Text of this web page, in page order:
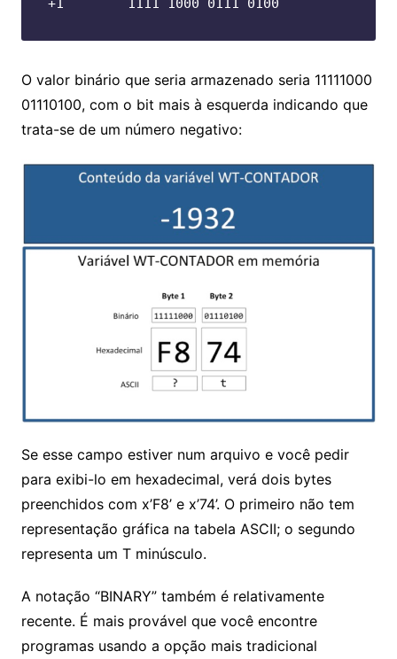
+1        1111 1000 0111 0100
O valor binário que seria armazenado seria 11111000
01110100, com o bit mais à esquerda indicando que
trata-se de um número negativo:
Se esse campo estiver num arquivo e você pedir
para exibi-lo em hexadecimal, verá dois bytes
preenchidos com x’F8’ e x’74’. O primeiro não tem
representação gráfica na tabela ASCII; o segundo
representa um T minúsculo.
A notação “BINARY” também é relativamente
recente. É mais provável que você encontre
programas usando a opção mais tradicional